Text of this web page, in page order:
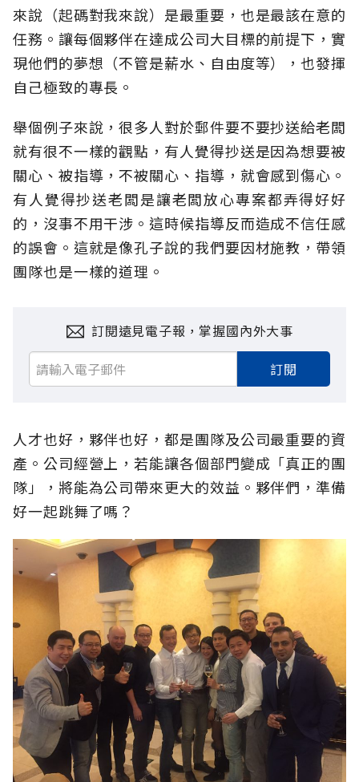
來說（起碼對我來說）是最重要，也是最該在意的
任務。讓每個夥伴在達成公司大目標的前提下，實
現他們的夢想（不管是薪水、自由度等），也發揮
自己極致的專長。
舉個例子來說，很多人對於郵件要不要抄送給老闆
就有很不一樣的觀點，有人覺得抄送是因為想要被
關心、被指導，不被關心、指導，就會感到傷心。
有人覺得抄送老闆是讓老闆放心專案都弄得好好
的，沒事不用干涉。這時候指導反而造成不信任感
的誤會。這就是像孔子說的我們要因材施教，帶領
團隊也是一樣的道理。
訂閱遠見電子報，掌握國內外大事
訂閱
人才也好，夥伴也好，都是團隊及公司最重要的資
產。公司經營上，若能讓各個部門變成「真正的團
隊」，將能為公司帶來更大的效益。夥伴們，準備
好一起跳舞了嗎？